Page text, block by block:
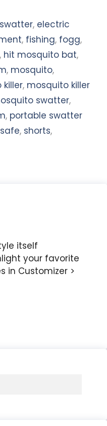
, electric
, fishing, fogg,
, hit mosquito bat,
, mosquito,
killer, mosquito killer
swatter,
, portable swatter
safe, shorts,
itself
your favorite
in Customizer >